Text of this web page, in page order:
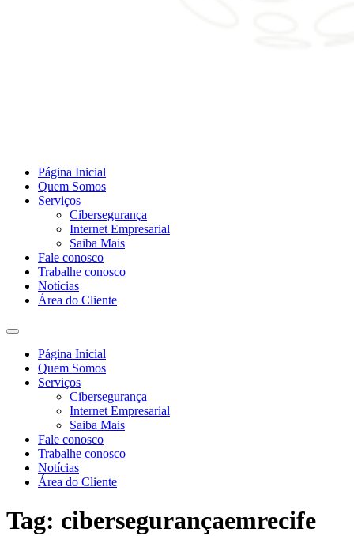
Página Inicial
Quem Somos
Serviços
Cibersegurança
Internet Empresarial
Saiba Mais
Fale conosco
Trabalhe conosco
Notícias
Área do Cliente
Página Inicial
Quem Somos
Serviços
Cibersegurança
Internet Empresarial
Saiba Mais
Fale conosco
Trabalhe conosco
Notícias
Área do Cliente
Tag: cibersegurançaemrecife